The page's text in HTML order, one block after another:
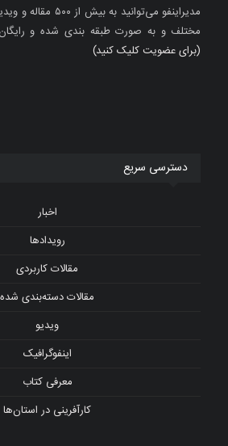
مدیراینفو می‌توانید
مختلف و به صورت طبقه بندی شده و
(برای عضویت کلیک کنید)
دسترسی سریع
اخبار
رویدادها
مقالات کاربردی
مقالات دسته‌بندی شده
ویدیو
اینفوگرافیک
معرفی کتاب
کارآفرینی در استان‌ها